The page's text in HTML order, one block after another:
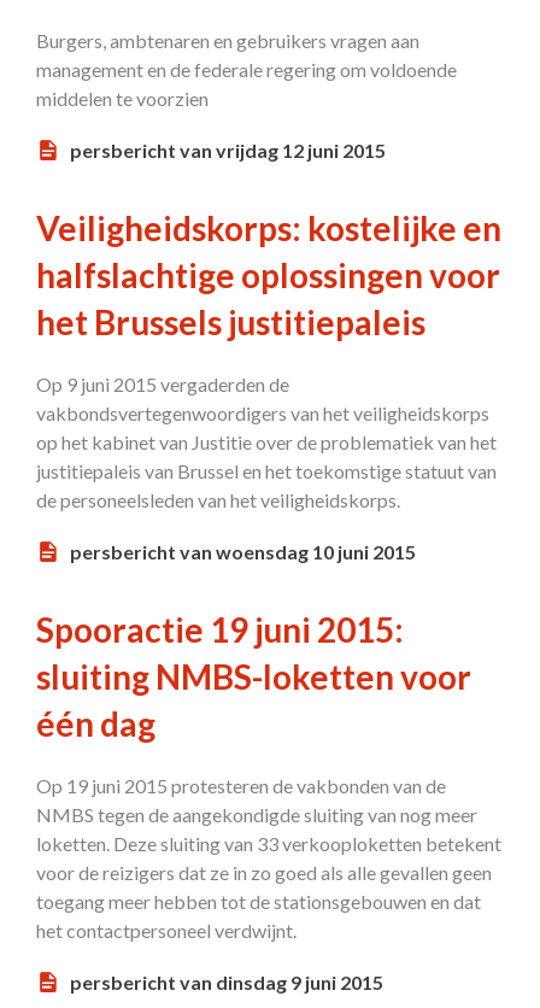
Burgers, ambtenaren en gebruikers vragen aan
management en de federale regering om voldoende
middelen te voorzien
persbericht van vrijdag 12 juni 2015
Veiligheidskorps: kostelijke en
halfslachtige oplossingen voor
het Brussels justitiepaleis
Op 9 juni 2015 vergaderden de
vakbondsvertegenwoordigers van het veiligheidskorps
op het kabinet van Justitie over de problematiek van het
justitiepaleis van Brussel en het toekomstige statuut van
de personeelsleden van het veiligheidskorps.
persbericht van woensdag 10 juni 2015
Spooractie 19 juni 2015:
sluiting NMBS-loketten voor
één dag
Op 19 juni 2015 protesteren de vakbonden van de
NMBS tegen de aangekondigde sluiting van nog meer
loketten. Deze sluiting van 33 verkooploketten betekent
voor de reizigers dat ze in zo goed als alle gevallen geen
toegang meer hebben tot de stationsgebouwen en dat
het contactpersoneel verdwijnt.
persbericht van dinsdag 9 juni 2015